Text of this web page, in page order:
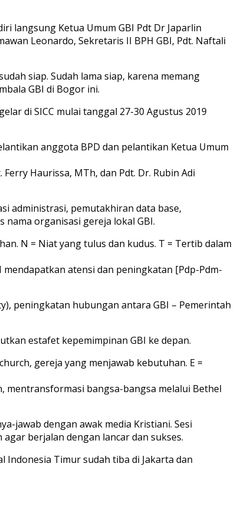
langsung Ketua Umum GBI Pdt Dr Japarlin
Leonardo, Sekretaris II BPH GBI, Pdt. Naftali
siap. Sudah lama siap, karena memang
GBI di Bogor ini.
di SICC mulai tanggal 27-30 Agustus 2019
anggota BPD dan pelantikan Ketua Umum
Haurissa, MTh, dan Pdt. Dr. Rubin Adi
administrasi, pemutakhiran data base,
nama organisasi gereja lokal GBI.
N = Niat yang tulus dan kudus. T = Tertib dalam
atensi dan peningkatan [Pdp-Pdm-
peningkatan hubungan antara GBI – Pemerintah
estafet kepemimpinan GBI ke depan.
gereja yang menjawab kebutuhan. E =
mentransformasi bangsa-bangsa melalui Bethel
jawab dengan awak media Kristiani. Sesi
berjalan dengan lancar dan sukses.
Timur sudah tiba di Jakarta dan